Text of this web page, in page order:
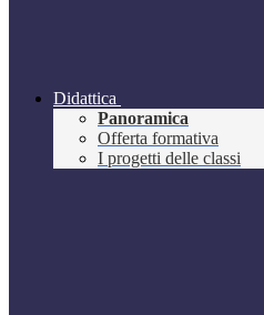
Didattica
Panoramica
Offerta formativa
I progetti delle classi